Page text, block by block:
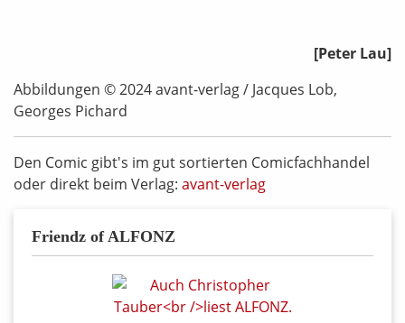
[Peter Lau]
Abbildungen © 2024 avant-verlag / Jacques Lob,
Georges Pichard
Den Comic gibt's im gut sortierten Comicfachhandel
oder direkt beim Verlag: avant-verlag
Friendz of ALFONZ